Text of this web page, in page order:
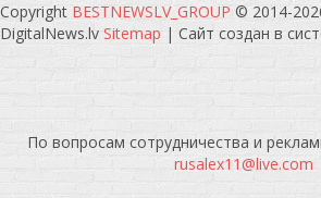
Copyright BESTNEWSLV_GROUP © 2014-
DigitalNews.lv Sitemap | Сайт создан в
По вопросам сотрудничества и
rusalex11@live.com